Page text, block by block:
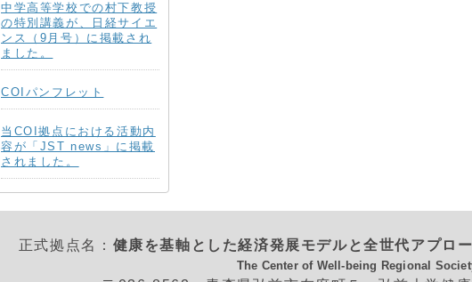
中学高等学校での村下教授
の特別講義が、日経サイエ
ンス（9月号）に掲載され
ました。
COIパンフレット
当COI拠点における活動内
容が「JST news」に掲載
されました。
正式拠点名： 健康を基軸とした経済発展モデルと全世代アプ
The Center of Well-being Regional